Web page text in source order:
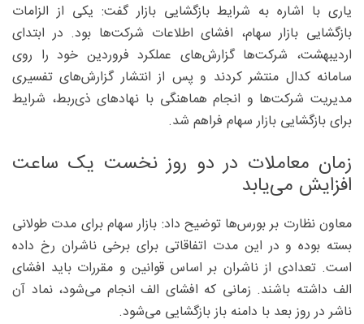
یاری با اشاره به شرایط بازگشایی بازار گفت: یکی از الزامات
بازگشایی بازار سهام، افشای اطلاعات شرکت‌ها بود. در ابتدای
اردیبهشت، شرکت‌ها گزارش‌های عملکرد فروردین خود را روی
سامانه کدال منتشر کردند و پس از انتشار گزارش‌های تفسیری
مدیریت شرکت‌ها و انجام هماهنگی با نهادهای ذی‌ربط، شرایط
برای بازگشایی بازار سهام فراهم شد.
زمان معاملات در دو روز نخست یک ساعت
افزایش می‌یابد
معاون نظارت بر بورس‌ها توضیح داد: بازار سهام برای مدت طولانی
بسته بوده و در این مدت اتفاقاتی برای برخی ناشران رخ داده
است. تعدادی از ناشران بر اساس قوانین و مقررات باید افشای
الف داشته باشند. زمانی که افشای الف انجام می‌شود، نماد آن
ناشر در روز بعد با دامنه باز بازگشایی می‌شود.